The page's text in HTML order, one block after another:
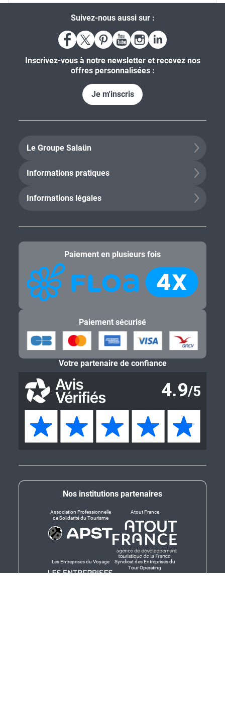
Suivez-nous aussi sur :
Inscrivez-vous à notre newsletter et recevez nos
offres personnalisées :
Je m'inscris
Le Groupe Salaün
Informations pratiques
Informations légales
Nos institutions partenaires
Association Professionnelle
de Solidarité du Tourisme
Atout France
Les Entreprises du Voyage
Syndicat des Entreprises du
Tour Operating
Paiement en plusieurs fois
Paiement sécurisé
Votre partenaire de confiance